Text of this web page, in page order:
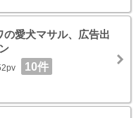
の愛犬マサル、広告出
10件